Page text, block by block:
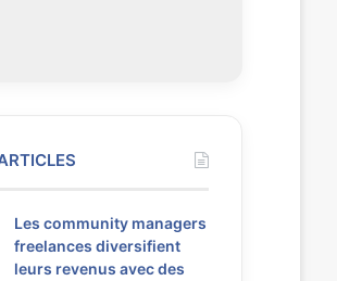
Les community managers
freelances diversifient
leurs revenus avec des